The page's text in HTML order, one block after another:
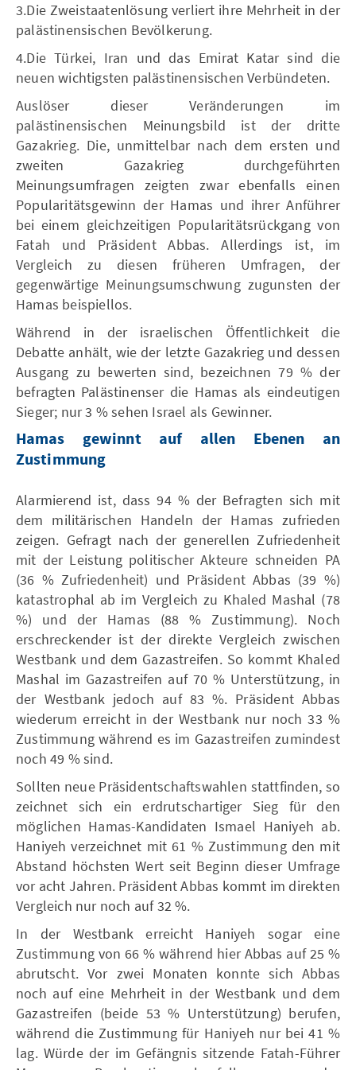
3.Die Zweistaatenlösung verliert ihre Mehrheit in der
palästinensischen Bevölkerung.
4.Die Türkei, Iran und das Emirat Katar sind die
neuen wichtigsten palästinensischen Verbündeten.
Auslöser dieser Veränderungen im
palästinensischen Meinungsbild ist der dritte
Gazakrieg. Die, unmittelbar nach dem ersten und
zweiten Gazakrieg durchgeführten
Meinungsumfragen zeigten zwar ebenfalls einen
Popularitätsgewinn der Hamas und ihrer Anführer
bei einem gleichzeitigen Popularitätsrückgang von
Fatah und Präsident Abbas. Allerdings ist, im
Vergleich zu diesen früheren Umfragen, der
gegenwärtige Meinungsumschwung zugunsten der
Hamas beispiellos.
Während in der israelischen Öffentlichkeit die
Debatte anhält, wie der letzte Gazakrieg und dessen
Ausgang zu bewerten sind, bezeichnen 79 % der
befragten Palästinenser die Hamas als eindeutigen
Sieger; nur 3 % sehen Israel als Gewinner.
Hamas gewinnt auf allen Ebenen an
Zustimmung
Alarmierend ist, dass 94 % der Befragten sich mit
dem militärischen Handeln der Hamas zufrieden
zeigen. Gefragt nach der generellen Zufriedenheit
mit der Leistung politischer Akteure schneiden PA
(36 % Zufriedenheit) und Präsident Abbas (39 %)
katastrophal ab im Vergleich zu Khaled Mashal (78
%) und der Hamas (88 % Zustimmung). Noch
erschreckender ist der direkte Vergleich zwischen
Westbank und dem Gazastreifen. So kommt Khaled
Mashal im Gazastreifen auf 70 % Unterstützung, in
der Westbank jedoch auf 83 %. Präsident Abbas
wiederum erreicht in der Westbank nur noch 33 %
Zustimmung während es im Gazastreifen zumindest
noch 49 % sind.
Sollten neue Präsidentschaftswahlen stattfinden, so
zeichnet sich ein erdrutschartiger Sieg für den
möglichen Hamas-Kandidaten Ismael Haniyeh ab.
Haniyeh verzeichnet mit 61 % Zustimmung den mit
Abstand höchsten Wert seit Beginn dieser Umfrage
vor acht Jahren. Präsident Abbas kommt im direkten
Vergleich nur noch auf 32 %.
In der Westbank erreicht Haniyeh sogar eine
Zustimmung von 66 % während hier Abbas auf 25 %
abrutscht. Vor zwei Monaten konnte sich Abbas
noch auf eine Mehrheit in der Westbank und dem
Gazastreifen (beide 53 % Unterstützung) berufen,
während die Zustimmung für Haniyeh nur bei 41 %
lag. Würde der im Gefängnis sitzende Fatah-Führer